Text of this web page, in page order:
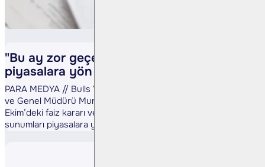
"Bu ay zor geçecek! 23 Ekim kararı
piyasalara yön verecek"
PARA MEDYA // Bulls Yatırım Yönetim Ku­rulu Başkan Vekili
ve Ge­nel Müdürü Murat Ba­rışık, Merkez Bankası’nın 23
Ekim’deki faiz kararı ve ardın­dan gelecek enflasyon raporu
sunumları piyasalara yön ve­receğini açıkladı.